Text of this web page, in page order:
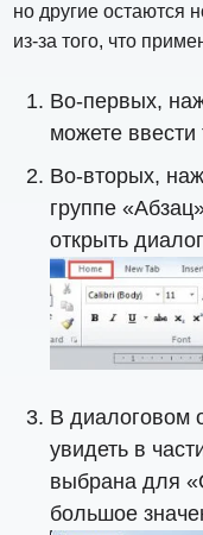
но другие остаются
из-за того, что
Во-первых,
можете
Во-вторых,
группе
открыть
В диалоговом
увидеть в
выбрана для
большое